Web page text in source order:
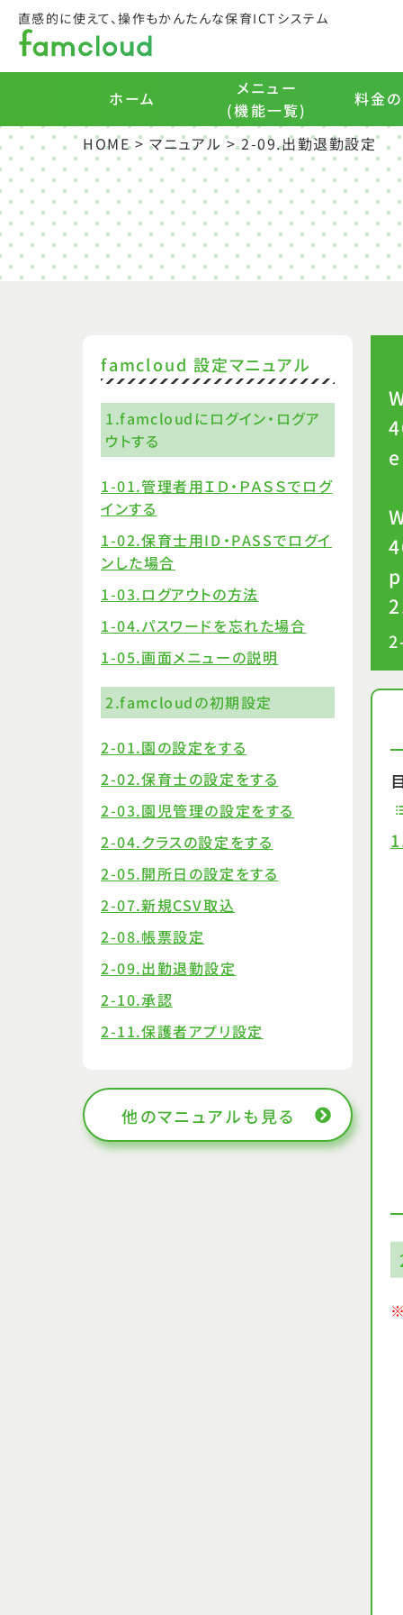
直感的に使えて、操作もかんたんな保育ICTシステム
ホーム メニュー
(機能一覧)
料金
HOME>マニュアル >2-09.出勤退勤設定
famcloud 設定マニュアル
1.famcloudにログイン・ログア
ウトする
1-01.管理者用ＩＤ・ＰＡＳＳでログ
インする
1-02.保育士用ID・PASSでログイ
ンした場合
1-03.ログアウトの方法
1-04.パスワードを忘れた場合
1-05.画面メニューの説明
2.famcloudの初期設定
2-01.園の設定をする
2-02.保育士の設定をする
2-03.園児管理の設定をする
2-04.クラスの設定をする
2-05.開所日の設定をする
2-07.新規CSV取込
2-08.帳票設定
2-09.出勤退勤設定
2-10.承認
2-11.保護者アプリ設定
他のマニュアルも見る